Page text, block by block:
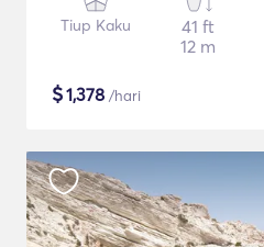
Tiup Kaku
41 ft
12 m
$1,378 /hari